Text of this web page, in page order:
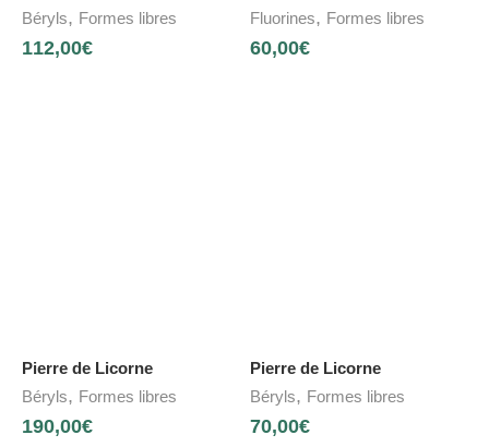
Béryls, Formes libres
112,00€
Fluorines, Formes libres
60,00€
Pierre de Licorne
Béryls, Formes libres
190,00€
Pierre de Licorne
Béryls, Formes libres
70,00€